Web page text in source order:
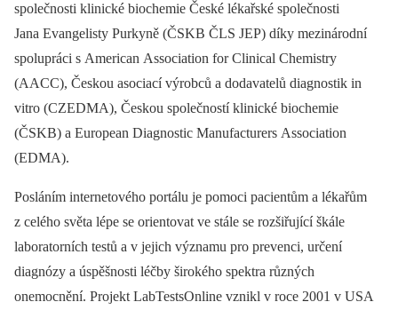
společnosti klinické biochemie České lékařské společnosti
Jana Evangelisty Purkyně (ČSKB ČLS JEP) díky mezinárodní
spolupráci s American Association for Clinical Chemistry
(AACC), Českou asociací výrobců a dodavatelů diagnostik in
vitro (CZEDMA), Českou společností klinické biochemie
(ČSKB) a European Diagnostic Manufacturers Association
(EDMA).
Posláním internetového portálu je pomoci pacientům a lékařům
z celého světa lépe se orientovat ve stále se rozšiřující škále
laboratorních testů a v jejich významu pro prevenci, určení
diagnózy a úspěšnosti léčby širokého spektra různých
onemocnění. Projekt LabTestsOnline vznikl v roce 2001 v USA